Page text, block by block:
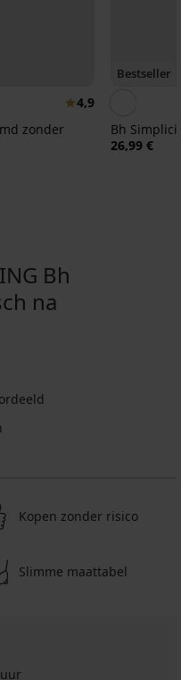
4,9
zonder
Bestseller
Bh
26,99 €
Bh
na
Kopen zonder risico
Slimme maattabel